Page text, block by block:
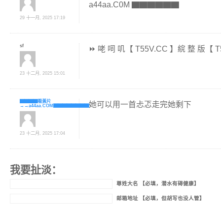
29 十一月, 2025 17:19
a44aa.C0M ▇▇▇▇▇▇
sf
23 十二月, 2025 15:01
⏩ 咾 呞 叽【 T55V.CC 】綄 整 版【
▇▇▇▇看黃片
→→a44aa.COM▇▇▇▇▇▇▇▇
23 十二月, 2025 17:04
她可以用一首忐忑走完她剩下
我要扯淡：
尊姓大名 【必填，潜水有碍健康】
邮箱地址 【必填，但胡写也没人管】